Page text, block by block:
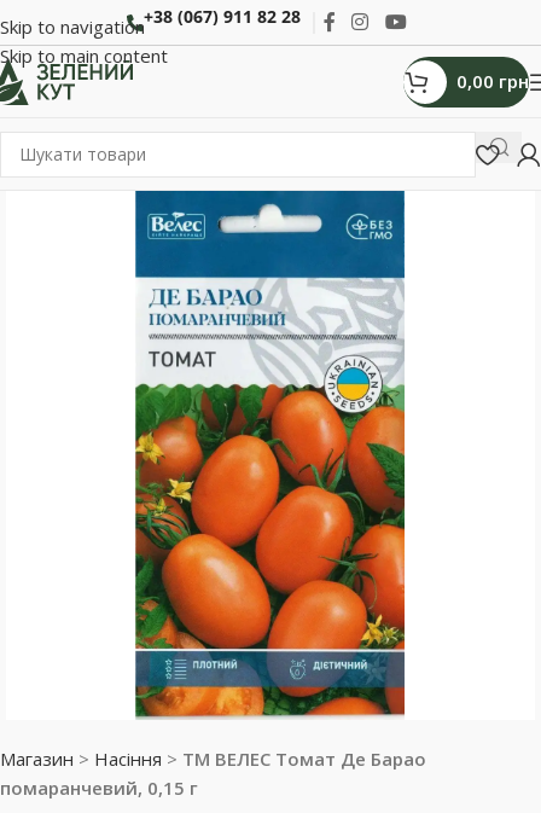
Skip to navigation
Skip to main content
+38 (067) 911 82 28
0,00 грн
Магазин > Насіння > ТМ ВЕЛЕС Томат Де Барао
помаранчевий, 0,15 г